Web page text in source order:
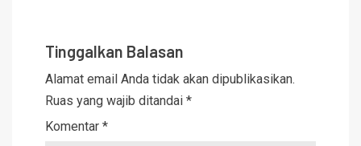
Tinggalkan Balasan
Alamat email Anda tidak akan dipublikasikan.
Ruas yang wajib ditandai *
Komentar *